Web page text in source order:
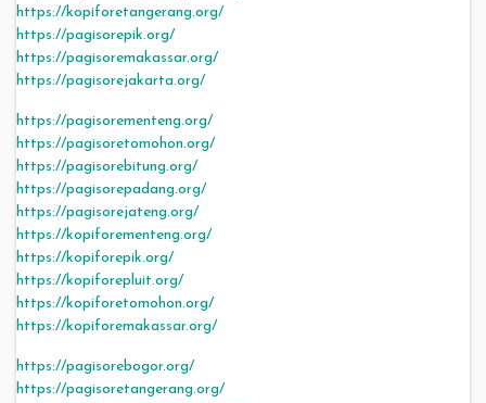
https://kopiforetangerang.org/
https://pagisorepik.org/
https://pagisoremakassar.org/
https://pagisorejakarta.org/
https://pagisorementeng.org/
https://pagisoretomohon.org/
https://pagisorebitung.org/
https://pagisorepadang.org/
https://pagisorejateng.org/
https://kopiforementeng.org/
https://kopiforepik.org/
https://kopiforepluit.org/
https://kopiforetomohon.org/
https://kopiforemakassar.org/
https://pagisorebogor.org/
https://pagisoretangerang.org/